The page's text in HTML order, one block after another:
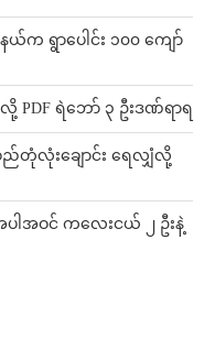
ယ်က ရွာပေါင်း ၁၀၀ ကျော်
လို့ PDF ရဲဘော် ၃ ဦးဒဏ်ရာရ
တုံလုံးချောင်း ရေလျှံလို့
ါအဝင် ကလေးငယ် ၂ ဦးနဲ့